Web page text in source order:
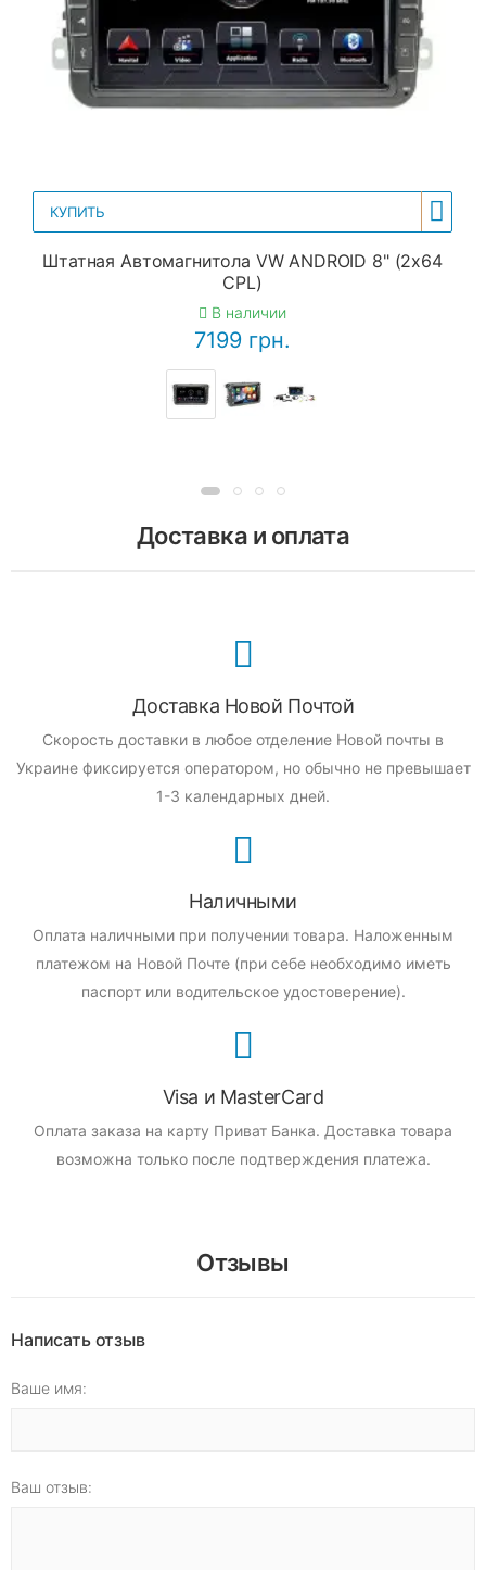
КУПИТЬ
Штатная Автомагнитола VW ANDROID 8" (2x64
CPL)
В наличии
7199 грн.
Доставка и оплата
Доставка Новой Почтой
Скорость доставки в любое отделение Новой почты в
Украине фиксируется оператором, но обычно не превышает
1-3 календарных дней.
Наличными
Оплата наличными при получении товара. Наложенным
платежом на Новой Почте (при себе необходимо иметь
паспорт или водительское удостоверение).
Visa и MasterCard
Оплата заказа на карту Приват Банка. Доставка товара
возможна только после подтверждения платежа.
Отзывы
Написать отзыв
Ваше имя:
Ваш отзыв: